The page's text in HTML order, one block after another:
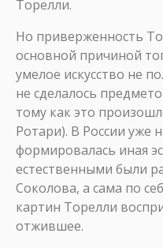
Торелли.
Но приверженность
основной причиной
умелое искусство не
не сделалось
тому как это
Ротари). В России уже
формировалась иная
естественными были
Соколова, а сама по
картин Торелли
отжившее.